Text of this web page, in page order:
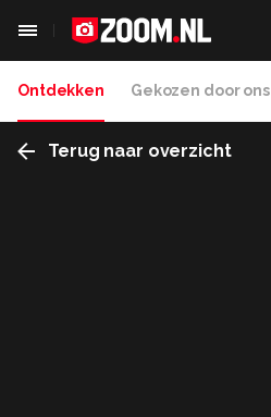
Ontdekken Gekozen door ons
Terug naar overzicht